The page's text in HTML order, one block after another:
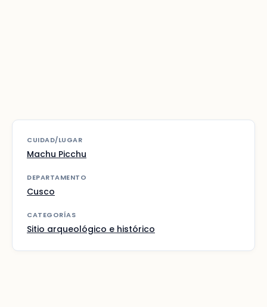
CUIDAD/LUGAR
Machu Picchu
DEPARTAMENTO
Cusco
CATEGORÍAS
Sitio arqueológico e histórico